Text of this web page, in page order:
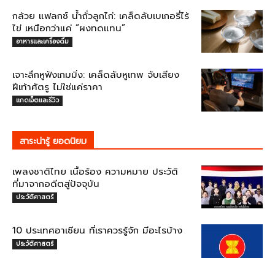
กล้วย แฟลกซ์ น้ำถั่วลูกไก่: เคล็ดลับเบเกอรี่ไร้
ไข่ เหนือกว่าแค่ “ผงทดแทน”
อาหารและเครื่องดื่ม
เจาะลึกหูฟังเกมมิ่ง: เคล็ดลับหูเทพ จับเสียง
ฝีเท้าศัตรู ไม่ใช่แค่ราคา
แกดเจ็ตและรีวิว
สาระน่ารู้ ยอดนิยม
เพลงชาติไทย เนื้อร้อง ความหมาย ประวัติ
ที่มาจากอดีตสู่ปัจจุบัน
ประวัติศาสตร์
10 ประเทศอาเซียน ที่เราควรรู้จัก มีอะไรบ้าง
ประวัติศาสตร์